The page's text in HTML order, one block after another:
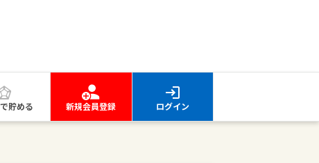
貯める 新規会員登録 ログイン